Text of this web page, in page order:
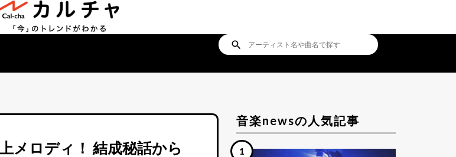
search
メロディ！ 結成秘話から
音楽newsの人気記事